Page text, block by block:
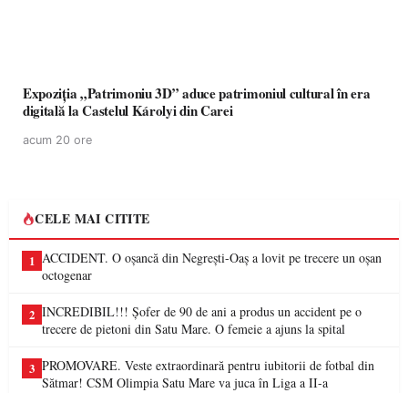
Expoziția „Patrimoniu 3D” aduce patrimoniul cultural în era
digitală la Castelul Károlyi din Carei
acum 20 ore
CELE MAI CITITE
1 ACCIDENT. O oșancă din Negrești-Oaș a lovit pe trecere un oșan
octogenar
2 INCREDIBIL!!! Șofer de 90 de ani a produs un accident pe o
trecere de pietoni din Satu Mare. O femeie a ajuns la spital
3 PROMOVARE. Veste extraordinară pentru iubitorii de fotbal din
Sătmar! CSM Olimpia Satu Mare va juca în Liga a II-a